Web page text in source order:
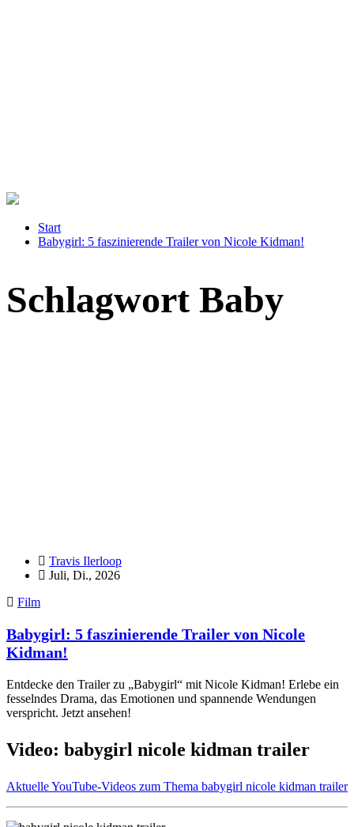
Start
Babygirl: 5 faszinierende Trailer von Nicole Kidman!
Schlagwort Baby
Travis Ilerloop
Juli, Di., 2026
Film
Babygirl: 5 faszinierende Trailer von Nicole
Kidman!
Entdecke den Trailer zu „Babygirl“ mit Nicole Kidman! Erlebe ein
fesselndes Drama, das Emotionen und spannende Wendungen
verspricht. Jetzt ansehen!
Video: babygirl nicole kidman trailer
Aktuelle YouTube-Videos zum Thema babygirl nicole kidman trailer